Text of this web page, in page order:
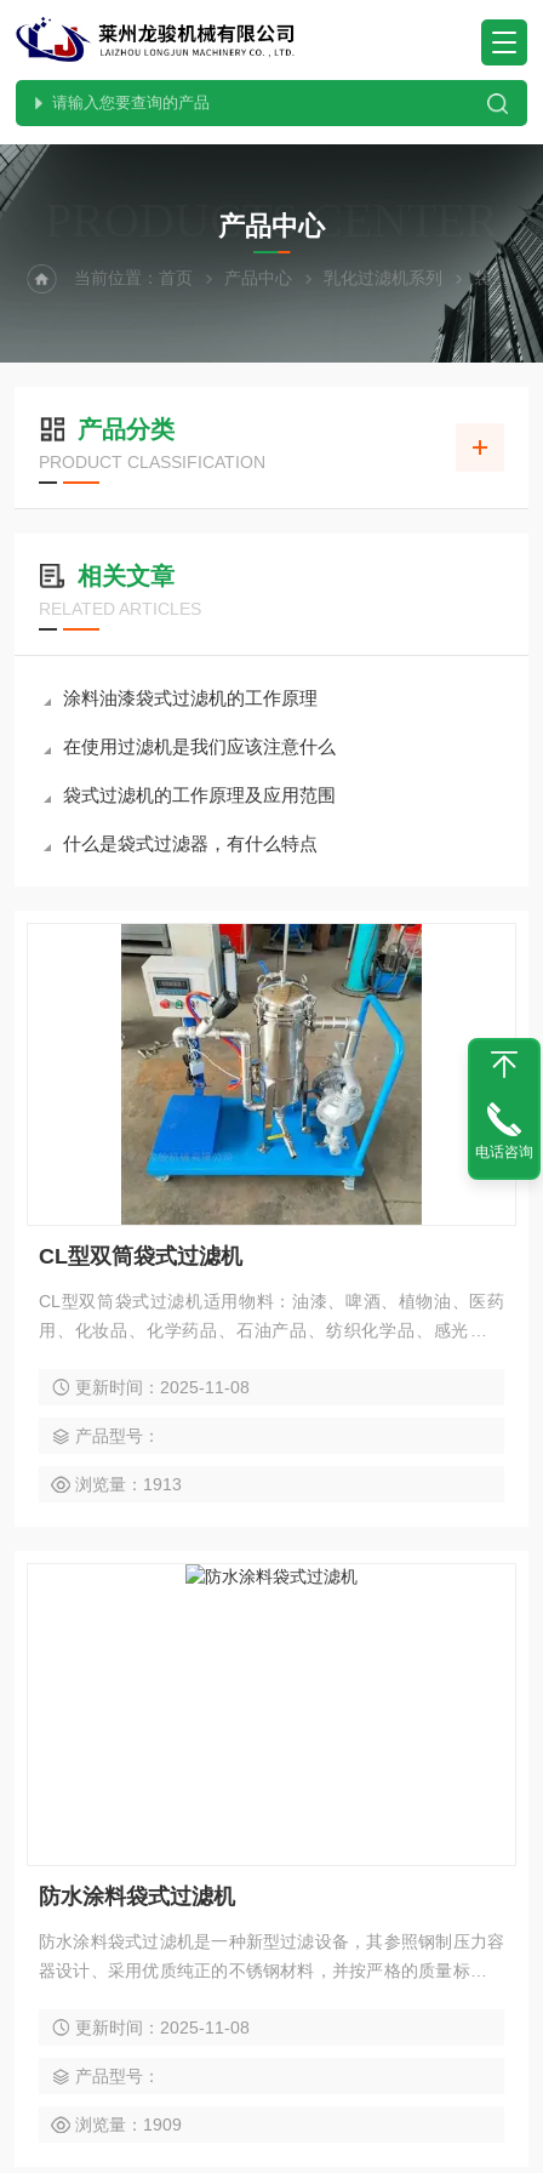
PRODUCTS CENTER
产品中心
当前位置：首页 产品中心 乳化过滤机系列 袋式过滤机
产品分类
PRODUCT CLASSIFICATION
相关文章
RELATED ARTICLES
涂料油漆袋式过滤机的工作原理
在使用过滤机是我们应该注意什么
袋式过滤机的工作原理及应用范围
什么是袋式过滤器，有什么特点
CL型双筒袋式过滤机
CL型双筒袋式过滤机适用物料：油漆、啤酒、植物油、医药
用、化妆品、化学药品、石油产品、纺织化学品、感光化学
水、树脂、油墨、工业废水、果汁、食用油、蜡类等。
更新时间：2025-11-08
产品型号：
浏览量：1913
防水涂料袋式过滤机
防水涂料袋式过滤机是一种新型过滤设备，其参照钢制压力容
器设计、采用优质纯正的不锈钢材料，并按严格的质量标准制
式过滤器适用于大流量液体过滤及使用较长时间后方才更换滤
单机流量：80-960立方/小时，可提供快开式设计，滤袋更换
非常便捷。
更新时间：2025-11-08
产品型号：
浏览量：1909
电话咨询